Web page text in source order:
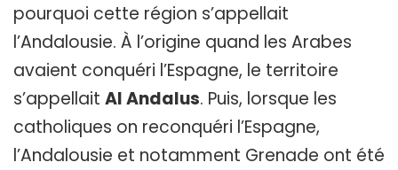
pourquoi cette région s’appellait
l’Andalousie. À l’origine quand les Arabes
avaient conquéri l’Espagne, le territoire
s’appellait Al Andalus. Puis, lorsque les
catholiques on reconquéri l’Espagne,
l’Andalousie et notamment Grenade ont été